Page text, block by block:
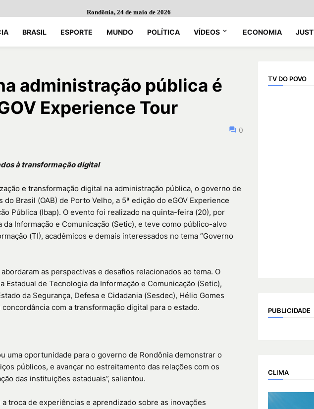
Rondônia, 24 de maio de 2026
BRASIL ESPORTE MUNDO POLÍTICA VÍDEOS ECONOMIA
administração pública é
Experience Tour
0
à transformação digital
e transformação digital na administração pública, o governo de
Brasil (OAB) de Porto Velho, a 5ª edição do eGOV Experience
Pública (Ibap). O evento foi realizado na quinta-feira (20), por
Informação e Comunicação (Setic), e teve como público-alvo
(TI), acadêmicos e demais interessados no tema “Governo
as perspectivas e desafios relacionados ao tema. O
de Tecnologia da Informação e Comunicação (Setic),
da Segurança, Defesa e Cidadania (Sesdec), Hélio Gomes
com a transformação digital para o estado.
uma oportunidade para o governo de Rondônia demonstrar o
públicos, e avançar no estreitamento das relações com os
das instituições estaduais”, salientou.
troca de experiências e aprendizado sobre as inovações
TV DO POVO
PUBLICIDADE
CLIMA